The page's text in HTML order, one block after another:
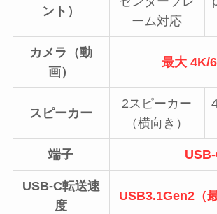
ント）
ーム対応
カメラ（動
画）
最大 4K/
スピーカー
2スピーカー
（横向き）
端子
USB-C転送速
度
USB3.1Gen2（